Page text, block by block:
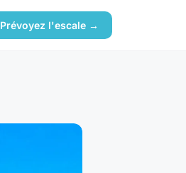
Prévoyez l'escale →